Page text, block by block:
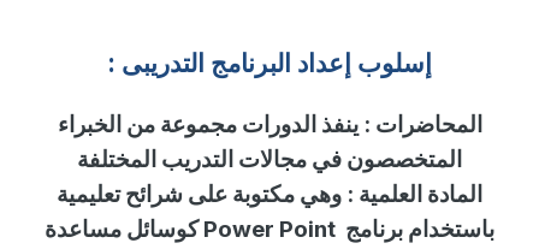
إسلوب عداد البرنامج التدريبى :
المحاضرات: ينفذ الدورات مجموعة من الخبراء
المتخصصون في مجالات التدريب المختلفة
المادة العلمية:
وهي مكتوبة على شرائح تعليمية
باستخدام برنامج Power Point كوسائل مساعدة